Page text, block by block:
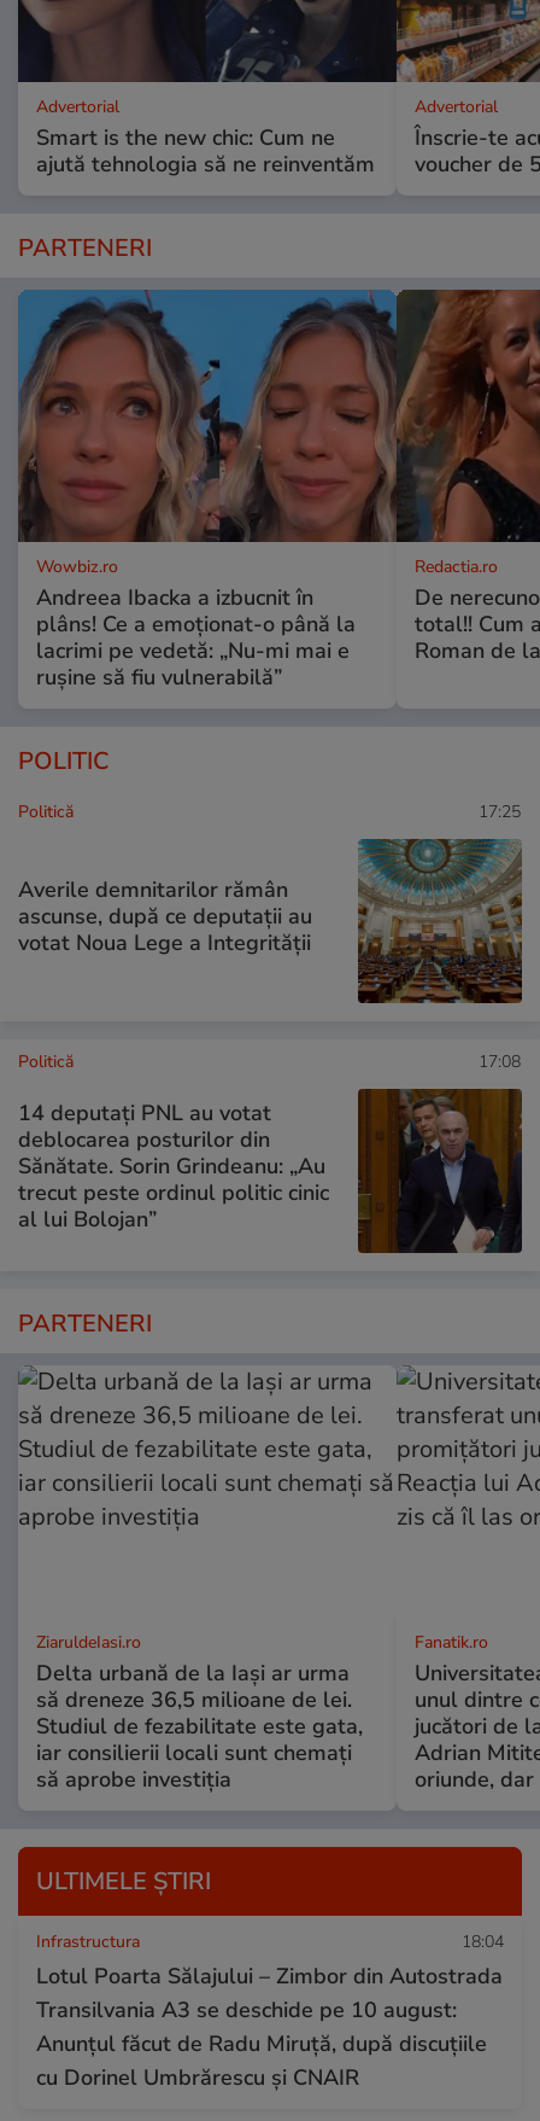
Advertorial
Smart is the new chic: Cum ne
ajută tehnologia să ne reinventăm
Advertorial
Înscrie-te
voucher de
PARTENERI
Wowbiz.ro
Andreea Ibacka a izbucnit în
plâns! Ce a emoționat-o până la
lacrimi pe vedetă: „Nu-mi mai e
rușine să fiu vulnerabilă”
Redactia.ro
De
total!! Cum
Roman de
POLITIC
Politică 17:25
Averile demnitarilor rămân
ascunse, după ce deputații au
votat Noua Lege a Integrității
Politică 17:08
14 deputaţi PNL au votat
deblocarea posturilor din
Sănătate. Sorin Grindeanu: „Au
trecut peste ordinul politic cinic
al lui Bolojan”
PARTENERI
ZiaruldeIasi.ro
Delta urbană de la Iași ar urma
să dreneze 36,5 milioane de lei.
Studiul de fezabilitate este gata,
iar consilierii locali sunt chemați
să aprobe investiția
Fanatik.ro
unul dintre
jucători de
Adrian
oriunde, dar
ULTIMELE ȘTIRI
Infrastructura 18:04
Lotul Poarta Sălajului – Zimbor din Autostrada
Transilvania A3 se deschide pe 10 august:
Anunțul făcut de Radu Miruță, după discuțiile
cu Dorinel Umbrărescu și CNAIR